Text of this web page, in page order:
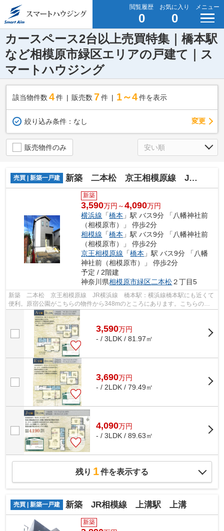
閲覧履歴
0
お気に入り
0
メニュー
カースペース2台以上売買特集｜橋本駅
など相模原市緑区エリアの戸建て｜ス
マートハウジング
該当物件数 4件 販売数 7 件 1～4 件を表示
絞り込み条件： なし 変更
販売物件のみ
売買 | 新築一戸建 新築 二本松 京王相模原線 JR横浜線 橋本駅
新築
3,590万円～4,090万円
横浜線 「橋本 」駅 バス9分 「八幡神社前
（相模原市）」 停歩2分
相模線 「橋本 」駅 バス9分 「八幡神社前
（相模原市）」 停歩2分
京王相模原線 「橋本 」駅 バス9分 「八幡
神社前（相模原市）」 停歩2分
予定 / 2階建
神奈川県相模原市緑区二本松２丁目5
新築 二本松 京王相模原線 JR横浜線 橋本駅：横浜線橋本駅にも近くて
便利。原宿公園がこちらの物件から348mのところにあります。こちらの物
件はローソン 相模原二本松二丁目店まで...
3,590万円
- / 3LDK / 81.97㎡
3,690万円
- / 2LDK / 79.49㎡
4,090万円
- / 3LDK / 89.63㎡
残り 1件を表示する
売買 | 新築一戸建 新築 JR相模線 上溝駅 上溝
新築